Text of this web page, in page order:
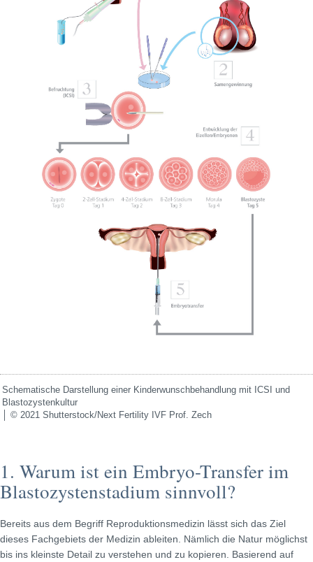
Schematische Darstellung einer Kinderwunschbehandlung mit ICSI und
Blastozystenkultur
│ © 2021 Shutterstock/Next Fertility IVF Prof. Zech
1. Warum ist ein Embryo-Transfer im
Blastozystenstadium sinnvoll?
Bereits aus dem Begriff Reproduktionsmedizin lässt sich das Ziel
dieses Fachgebiets der Medizin ableiten. Nämlich die Natur möglichst
bis ins kleinste Detail zu verstehen und zu kopieren. Basierend auf